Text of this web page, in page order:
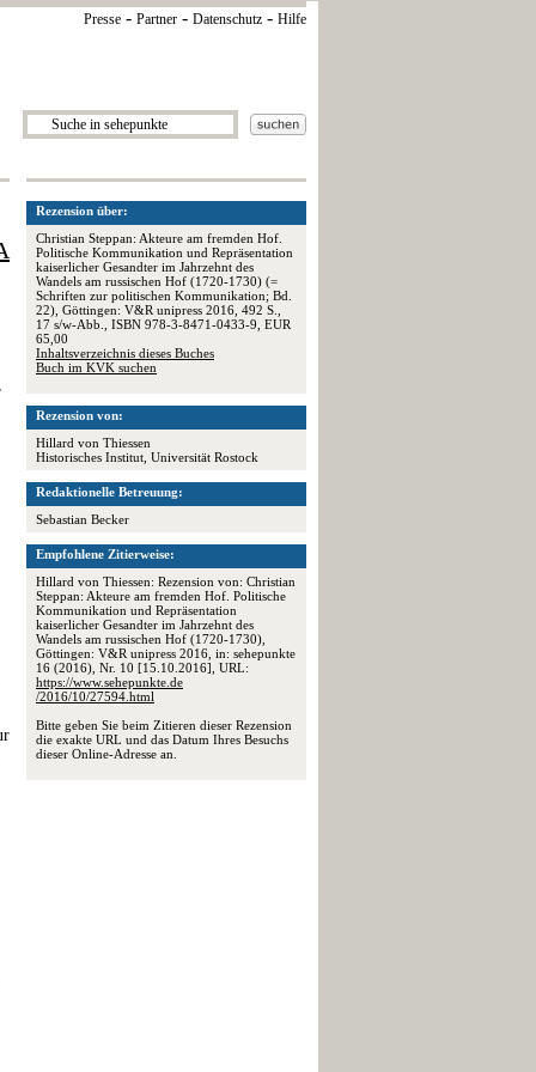
Presse - Partner - Datenschutz - Hilfe
Rezension über:
Christian Steppan: Akteure am fremden Hof.
Politische Kommunikation und Repräsentation
kaiserlicher Gesandter im Jahrzehnt des
Wandels am russischen Hof (1720-1730) (=
Schriften zur politischen Kommunikation; Bd.
22), Göttingen: V&R unipress 2016, 492 S.,
17 s/w-Abb., ISBN 978-3-8471-0433-9, EUR
65,00
Inhaltsverzeichnis dieses Buches
Buch im KVK suchen
Rezension von:
Hillard von Thiessen
Historisches Institut, Universität Rostock
Redaktionelle Betreuung:
Sebastian Becker
Empfohlene Zitierweise:
Hillard von Thiessen: Rezension von: Christian
Steppan: Akteure am fremden Hof. Politische
Kommunikation und Repräsentation
kaiserlicher Gesandter im Jahrzehnt des
Wandels am russischen Hof (1720-1730),
Göttingen: V&R unipress 2016, in: sehepunkte
16 (2016), Nr. 10 [15.10.2016], URL:
https://www.sehepunkte.de
/2016/10/27594.html
Bitte geben Sie beim Zitieren dieser Rezension
die exakte URL und das Datum Ihres Besuchs
dieser Online-Adresse an.